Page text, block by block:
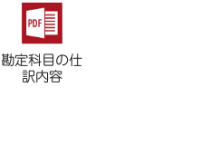
勘定科目の仕
訳内容